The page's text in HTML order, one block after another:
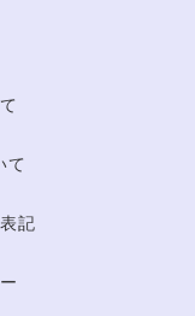
て
記